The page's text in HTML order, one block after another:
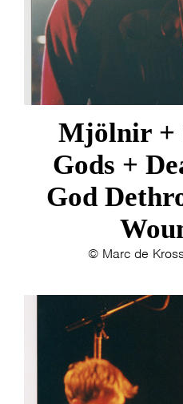
Mjölnir +
Gods +
God
© Marc de